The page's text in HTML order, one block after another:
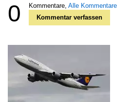
0 Kommentare, Alle Kommentare
Kommentar verfassen